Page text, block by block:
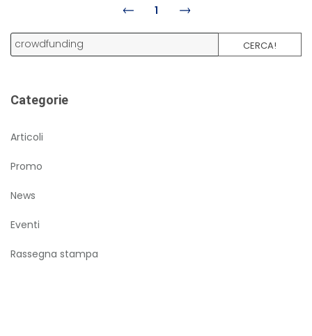
1
CERCA!
Categorie
Articoli
Promo
News
Eventi
Rassegna stampa